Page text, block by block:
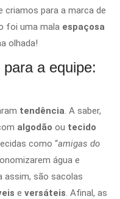
criamos para a marca de
foi uma mala espaçosa
olhada!
a equipe:
tendência . A saber,
algodão ou tecido
como “amigas do
água e
assim, são sacolas
e versáteis . Afinal, as